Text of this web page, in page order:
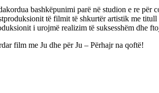
bashkëpunimi parë në studion e re
të filmit të shkurtër artistik me
i urojmë realizim të suksesshëm dhe
film me Ju dhe për Ju – Përhajr na qoftë!